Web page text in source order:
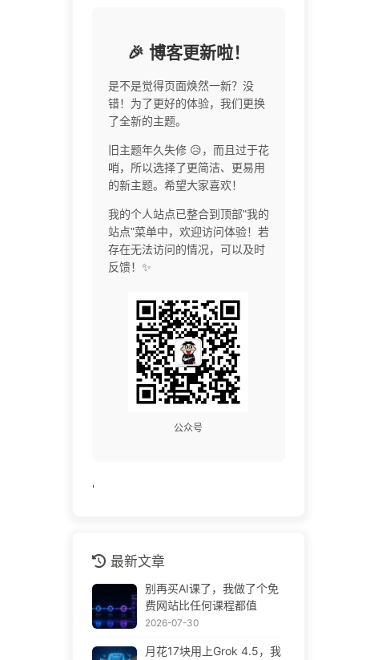
🎉 博客更新啦！
是不是觉得页面焕然一新？没
错！为了更好的体验，我们更换
了全新的主题。
旧主题年久失修 😥，而且过于花
哨，所以选择了更简洁、更易用
的新主题。希望大家喜欢！
我的个人站点已整合到顶部"我的
站点"菜单中，欢迎访问体验！若
存在无法访问的情况，可以及时
反馈！✨
公众号
'
最新文章
别再买AI课了，我做了个免
费网站比任何课程都值
2026-07-30
月花17块用上Grok 4.5，我